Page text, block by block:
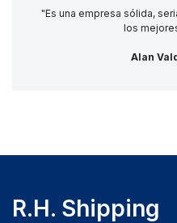
"Es una empresa sólida,
los
Alan
R.H. Shipping